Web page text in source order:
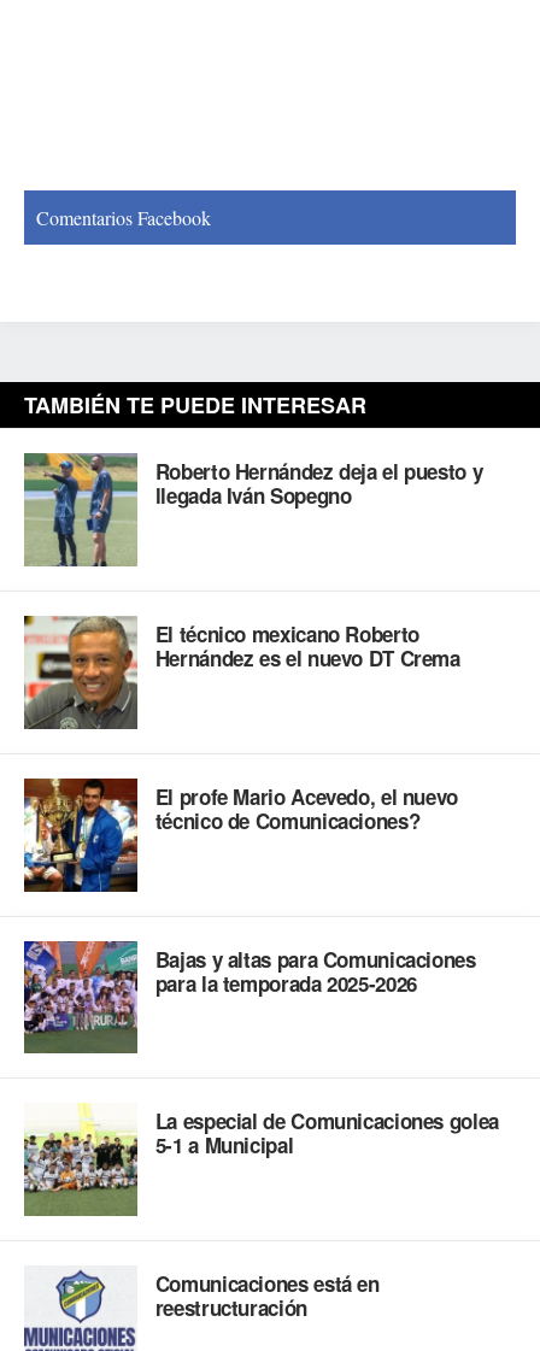
Comentarios Facebook
TAMBIÉN TE PUEDE INTERESAR
Roberto Hernández deja el puesto y
llegada Iván Sopegno
El técnico mexicano Roberto
Hernández es el nuevo DT Crema
El profe Mario Acevedo, el nuevo
técnico de Comunicaciones?
Bajas y altas para Comunicaciones
para la temporada 2025-2026
La especial de Comunicaciones golea
5-1 a Municipal
Comunicaciones está en
reestructuración